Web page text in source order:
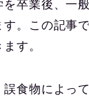
卒業後、一
。この記事
す。
食物によっ